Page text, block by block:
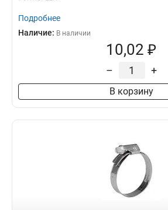
Подробнее
Наличие: В наличии
10,02 ₽
– +
В корзину